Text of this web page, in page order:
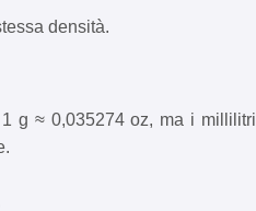
densità.
g ≈ 0,035274 oz, ma i millilitri